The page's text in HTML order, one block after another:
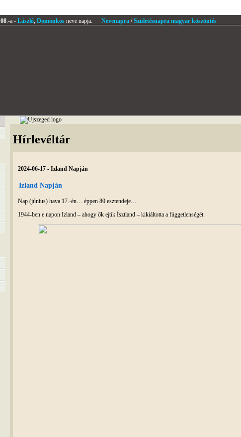
08.-a - László, Domonkosneve napja. Nevenapra/Születésnapra magyar köszöntés
Hírlevéltár
2024-06-17 - Izland Napján
Izland Napján
Nap (június) hava 17.-én… éppen 80 esztendeje…
1944-ben e napon Izland – ahogy ők ejtik Ísztland – kikiáltotta a függetlenségét.